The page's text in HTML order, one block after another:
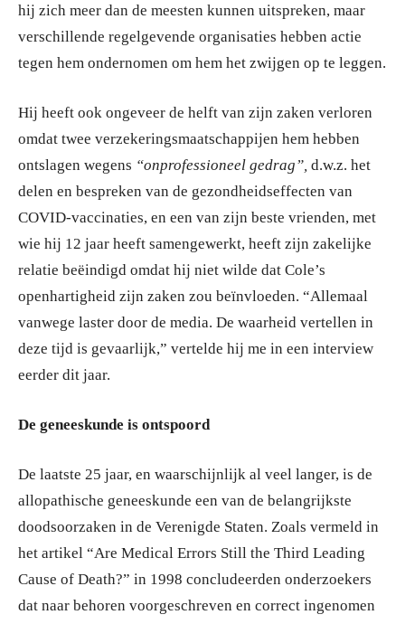
hij zich meer dan de meesten kunnen uitspreken, maar
verschillende regelgevende organisaties hebben actie
tegen hem ondernomen om hem het zwijgen op te leggen.
Hij heeft ook ongeveer de helft van zijn zaken verloren
omdat twee verzekeringsmaatschappijen hem hebben
ontslagen wegens “onprofessioneel gedrag”, d.w.z. het
delen en bespreken van de gezondheidseffecten van
COVID-vaccinaties, en een van zijn beste vrienden, met
wie hij 12 jaar heeft samengewerkt, heeft zijn zakelijke
relatie beëindigd omdat hij niet wilde dat Cole’s
openhartigheid zijn zaken zou beïnvloeden. “Allemaal
vanwege laster door de media. De waarheid vertellen in
deze tijd is gevaarlijk,” vertelde hij me in een interview
eerder dit jaar.
De geneeskunde is ontspoord
De laatste 25 jaar, en waarschijnlijk al veel langer, is de
allopathische geneeskunde een van de belangrijkste
doodsoorzaken in de Verenigde Staten. Zoals vermeld in
het artikel “Are Medical Errors Still the Third Leading
Cause of Death?” in 1998 concludeerden onderzoekers
dat naar behoren voorgeschreven en correct ingenomen